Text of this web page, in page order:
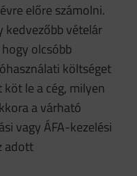
előre számolni.
kedvezőbb vételár
olcsóbb
költséget
le a cég, milyen
a várható
vagy ÁFA-kezelési
adott